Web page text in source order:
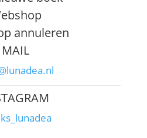
annuleren
MAIL